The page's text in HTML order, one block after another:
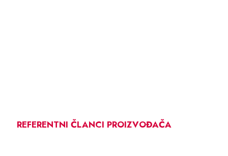
REFERENTNI ČLANCI PROIZVOĐAČA